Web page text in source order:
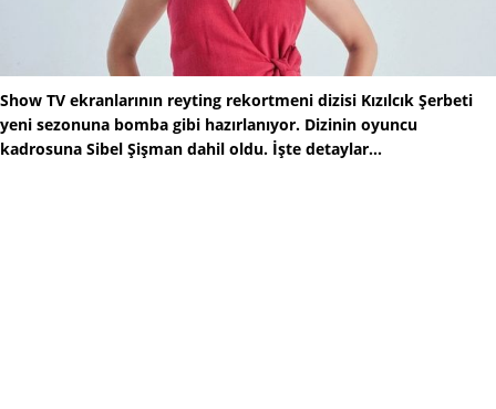
Show TV ekranlarının reyting rekortmeni dizisi Kızılcık Şerbeti
yeni sezonuna bomba gibi hazırlanıyor. Dizinin oyuncu
kadrosuna Sibel Şişman dahil oldu. İşte detaylar...